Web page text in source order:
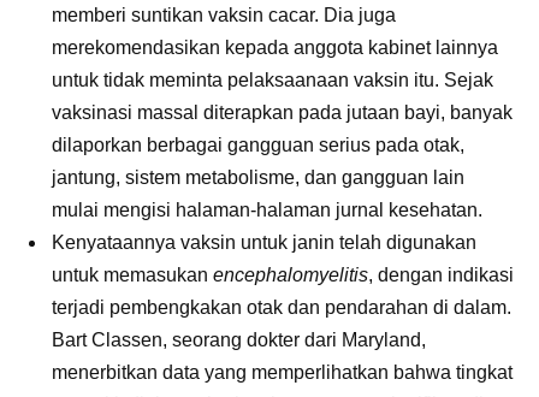
memberi suntikan vaksin cacar. Dia juga
merekomendasikan kepada anggota kabinet lainnya
untuk tidak meminta pelaksaanaan vaksin itu. Sejak
vaksinasi massal diterapkan pada jutaan bayi, banyak
dilaporkan berbagai gangguan serius pada otak,
jantung, sistem metabolisme, dan gangguan lain
mulai mengisi halaman-halaman jurnal kesehatan.
Kenyataannya vaksin untuk janin telah digunakan
untuk memasukan encephalomyelitis, dengan indikasi
terjadi pembengkakan otak dan pendarahan di dalam.
Bart Classen, seorang dokter dari Maryland,
menerbitkan data yang memperlihatkan bahwa tingkat